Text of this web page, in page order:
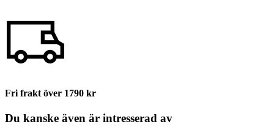
Fri frakt över 1790 kr
Du kanske även är intresserad av